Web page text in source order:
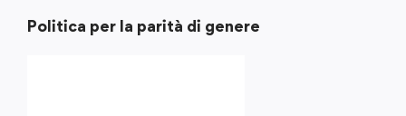
Politica per la parità di genere